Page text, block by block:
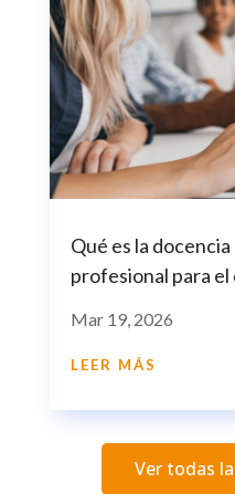
Qué es la
profesional para el
Mar 19, 2026
LEER MÁS
Ver todas